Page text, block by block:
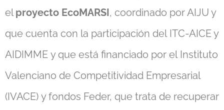
el proyecto EcoMARSI, coordinado por AIJU y
que cuenta con la participación del ITC-AICE y
AIDIMME y que está financiado por el Instituto
Valenciano de Competitividad Empresarial
(IVACE) y fondos Feder, que trata de recuperar